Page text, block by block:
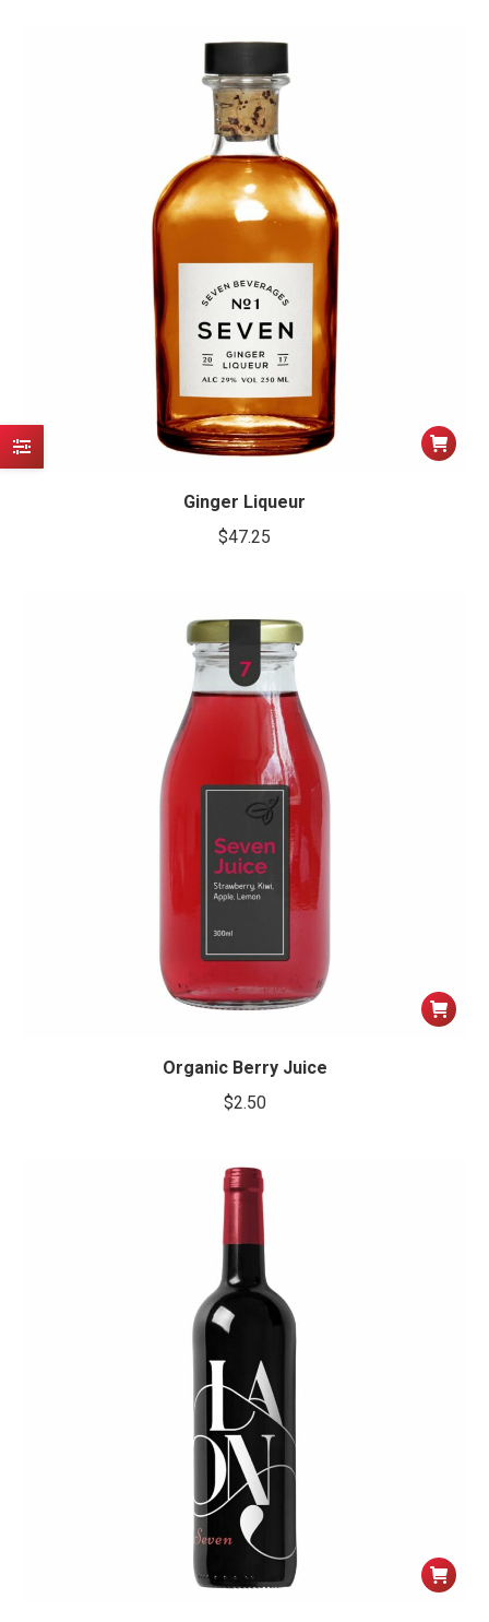
Ginger Liqueur
$47.25
Organic Berry Juice
$2.50